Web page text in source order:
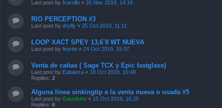
Last post by fcarrillo « 20 Nov 2019, 14:16
RIO PERCEPTION #3
Last post by dryfly « 25 Oct 2019, 11:11
LOOP XACT SPEY 13,6`8 WT NUEVA
Last post by firprite « 24 Oct 2019, 19:37
Venta de cañas ( Sage TCX y Epic fastglass)
Last post by Eabaeza « 18 Oct 2019, 10:49
Replies: 2
Alguna línea sinkingtip a la venta nueva o usada #5
Last post by Gaushito « 15 Oct 2019, 16:25
Replies: 6